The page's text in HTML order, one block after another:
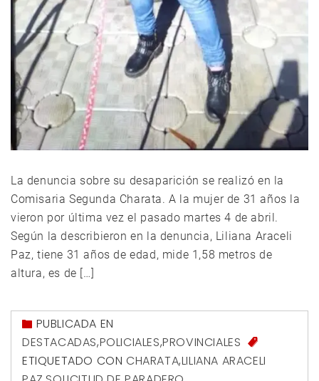
La denuncia sobre su desaparición se realizó en la
Comisaria Segunda Charata. A la mujer de 31 años la
vieron por última vez el pasado martes 4 de abril.
Según la describieron en la denuncia, Liliana Araceli
Paz, tiene 31 años de edad, mide 1,58 metros de
altura, es de […]
PUBLICADA EN
DESTACADAS,POLICIALES,PROVINCIALES
ETIQUETADO CON CHARATA,LILIANA ARACELI